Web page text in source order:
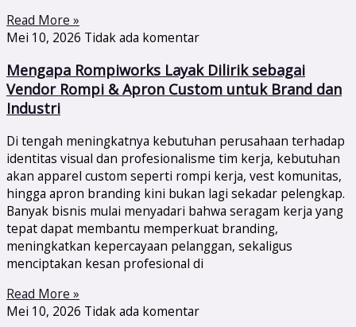
Read More »
Mei 10, 2026 Tidak ada komentar
Mengapa Rompiworks Layak Dilirik sebagai
Vendor Rompi & Apron Custom untuk Brand dan
Industri
Di tengah meningkatnya kebutuhan perusahaan terhadap
identitas visual dan profesionalisme tim kerja, kebutuhan
akan apparel custom seperti rompi kerja, vest komunitas,
hingga apron branding kini bukan lagi sekadar pelengkap.
Banyak bisnis mulai menyadari bahwa seragam kerja yang
tepat dapat membantu memperkuat branding,
meningkatkan kepercayaan pelanggan, sekaligus
menciptakan kesan profesional di
Read More »
Mei 10, 2026 Tidak ada komentar